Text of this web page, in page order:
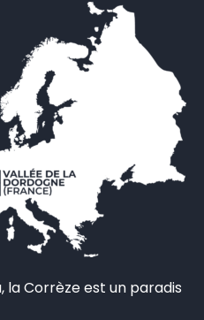
la Corrèze est un paradis